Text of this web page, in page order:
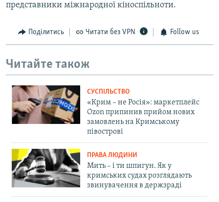
представники міжнародної кіноспільноти.
Поділитись Читати без VPN Follow us
Читайте також
СУСПІЛЬСТВО
«Крим – не Росія»: маркетплейс
Ozon припинив прийом нових
замовлень на Кримському
півострові
ПРАВА ЛЮДИНИ
Мить – і ти шпигун. Як у
кримських судах розглядають
звинувачення в держзраді